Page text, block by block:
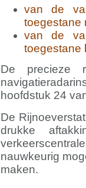
van de
toegestane
van de
toegestane
De precieze
hoofdstuk 24
De
drukke
nauwkeurig
maken.